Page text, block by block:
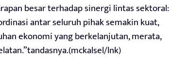
besar terhadap sinergi lintas sektoral:
antar seluruh pihak semakin kuat,
ekonomi yang berkelanjutan, merata,
lnk)